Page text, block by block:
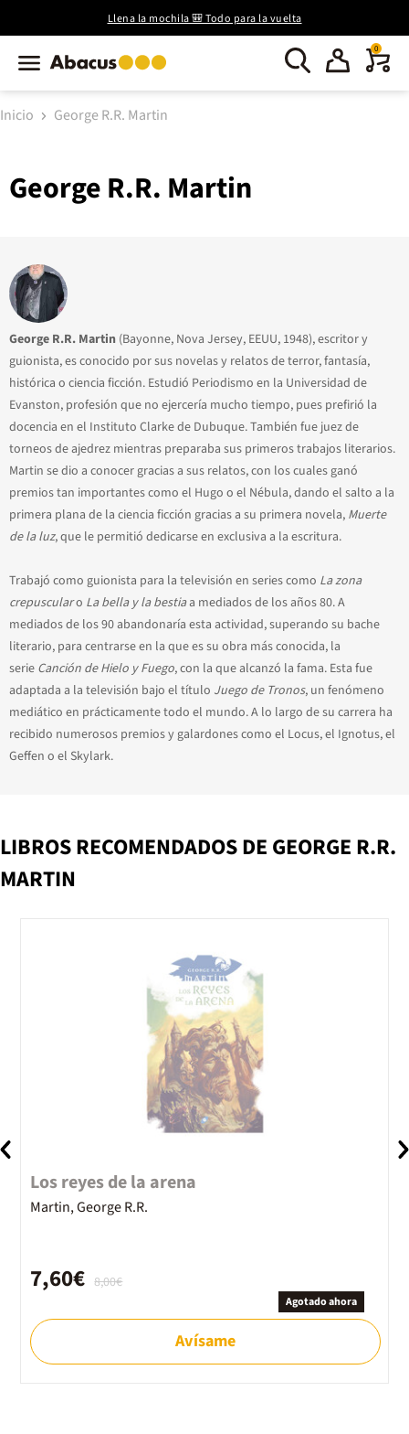
Llena la mochila 🎒 Todo para la vuelta
0
Inicio George R.R. Martin
George R.R. Martin
George R.R. Martin (Bayonne, Nova Jersey, EEUU, 1948), escritor y
guionista, es conocido por sus novelas y relatos de terror, fantasía,
histórica o ciencia ficción. Estudió Periodismo en la Universidad de
Evanston, profesión que no ejercería mucho tiempo, pues prefirió la
docencia en el Instituto Clarke de Dubuque. También fue juez de
torneos de ajedrez mientras preparaba sus primeros trabajos literarios.
Martin se dio a conocer gracias a sus relatos, con los cuales ganó
premios tan importantes como el Hugo o el Nébula, dando el salto a la
primera plana de la ciencia ficción gracias a su primera novela, Muerte
de la luz, que le permitió dedicarse en exclusiva a la escritura.
Trabajó como guionista para la televisión en series como La zona
crepuscularo La bella y la bestiaa mediados de los años 80. A
mediados de los 90 abandonaría esta actividad, superando su bache
literario, para centrarse en la que es su obra más conocida, la
serie Canción de Hielo y Fuego, con la que alcanzó la fama. Esta fue
adaptada a la televisión bajo el título Juego de Tronos, un fenómeno
mediático en prácticamente todo el mundo. A lo largo de su carrera ha
recibido numerosos premios y galardones como el Locus, el Ignotus, el
Geffen o el Skylark.
LIBROS RECOMENDADOS DE GEORGE R.R.
MARTIN
Los reyes de la arena
Martin, George R.R.
8,00€
7,60€
Agotado ahora
Avísame